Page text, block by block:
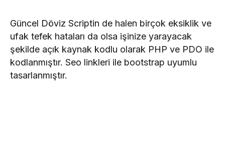
Güncel Döviz Scriptin de halen birçok eksiklik ve
ufak tefek hataları da olsa işinize yarayacak
şekilde açık kaynak kodlu olarak PHP ve PDO ile
kodlanmıştır. Seo linkleri ile bootstrap uyumlu
tasarlanmıştır.